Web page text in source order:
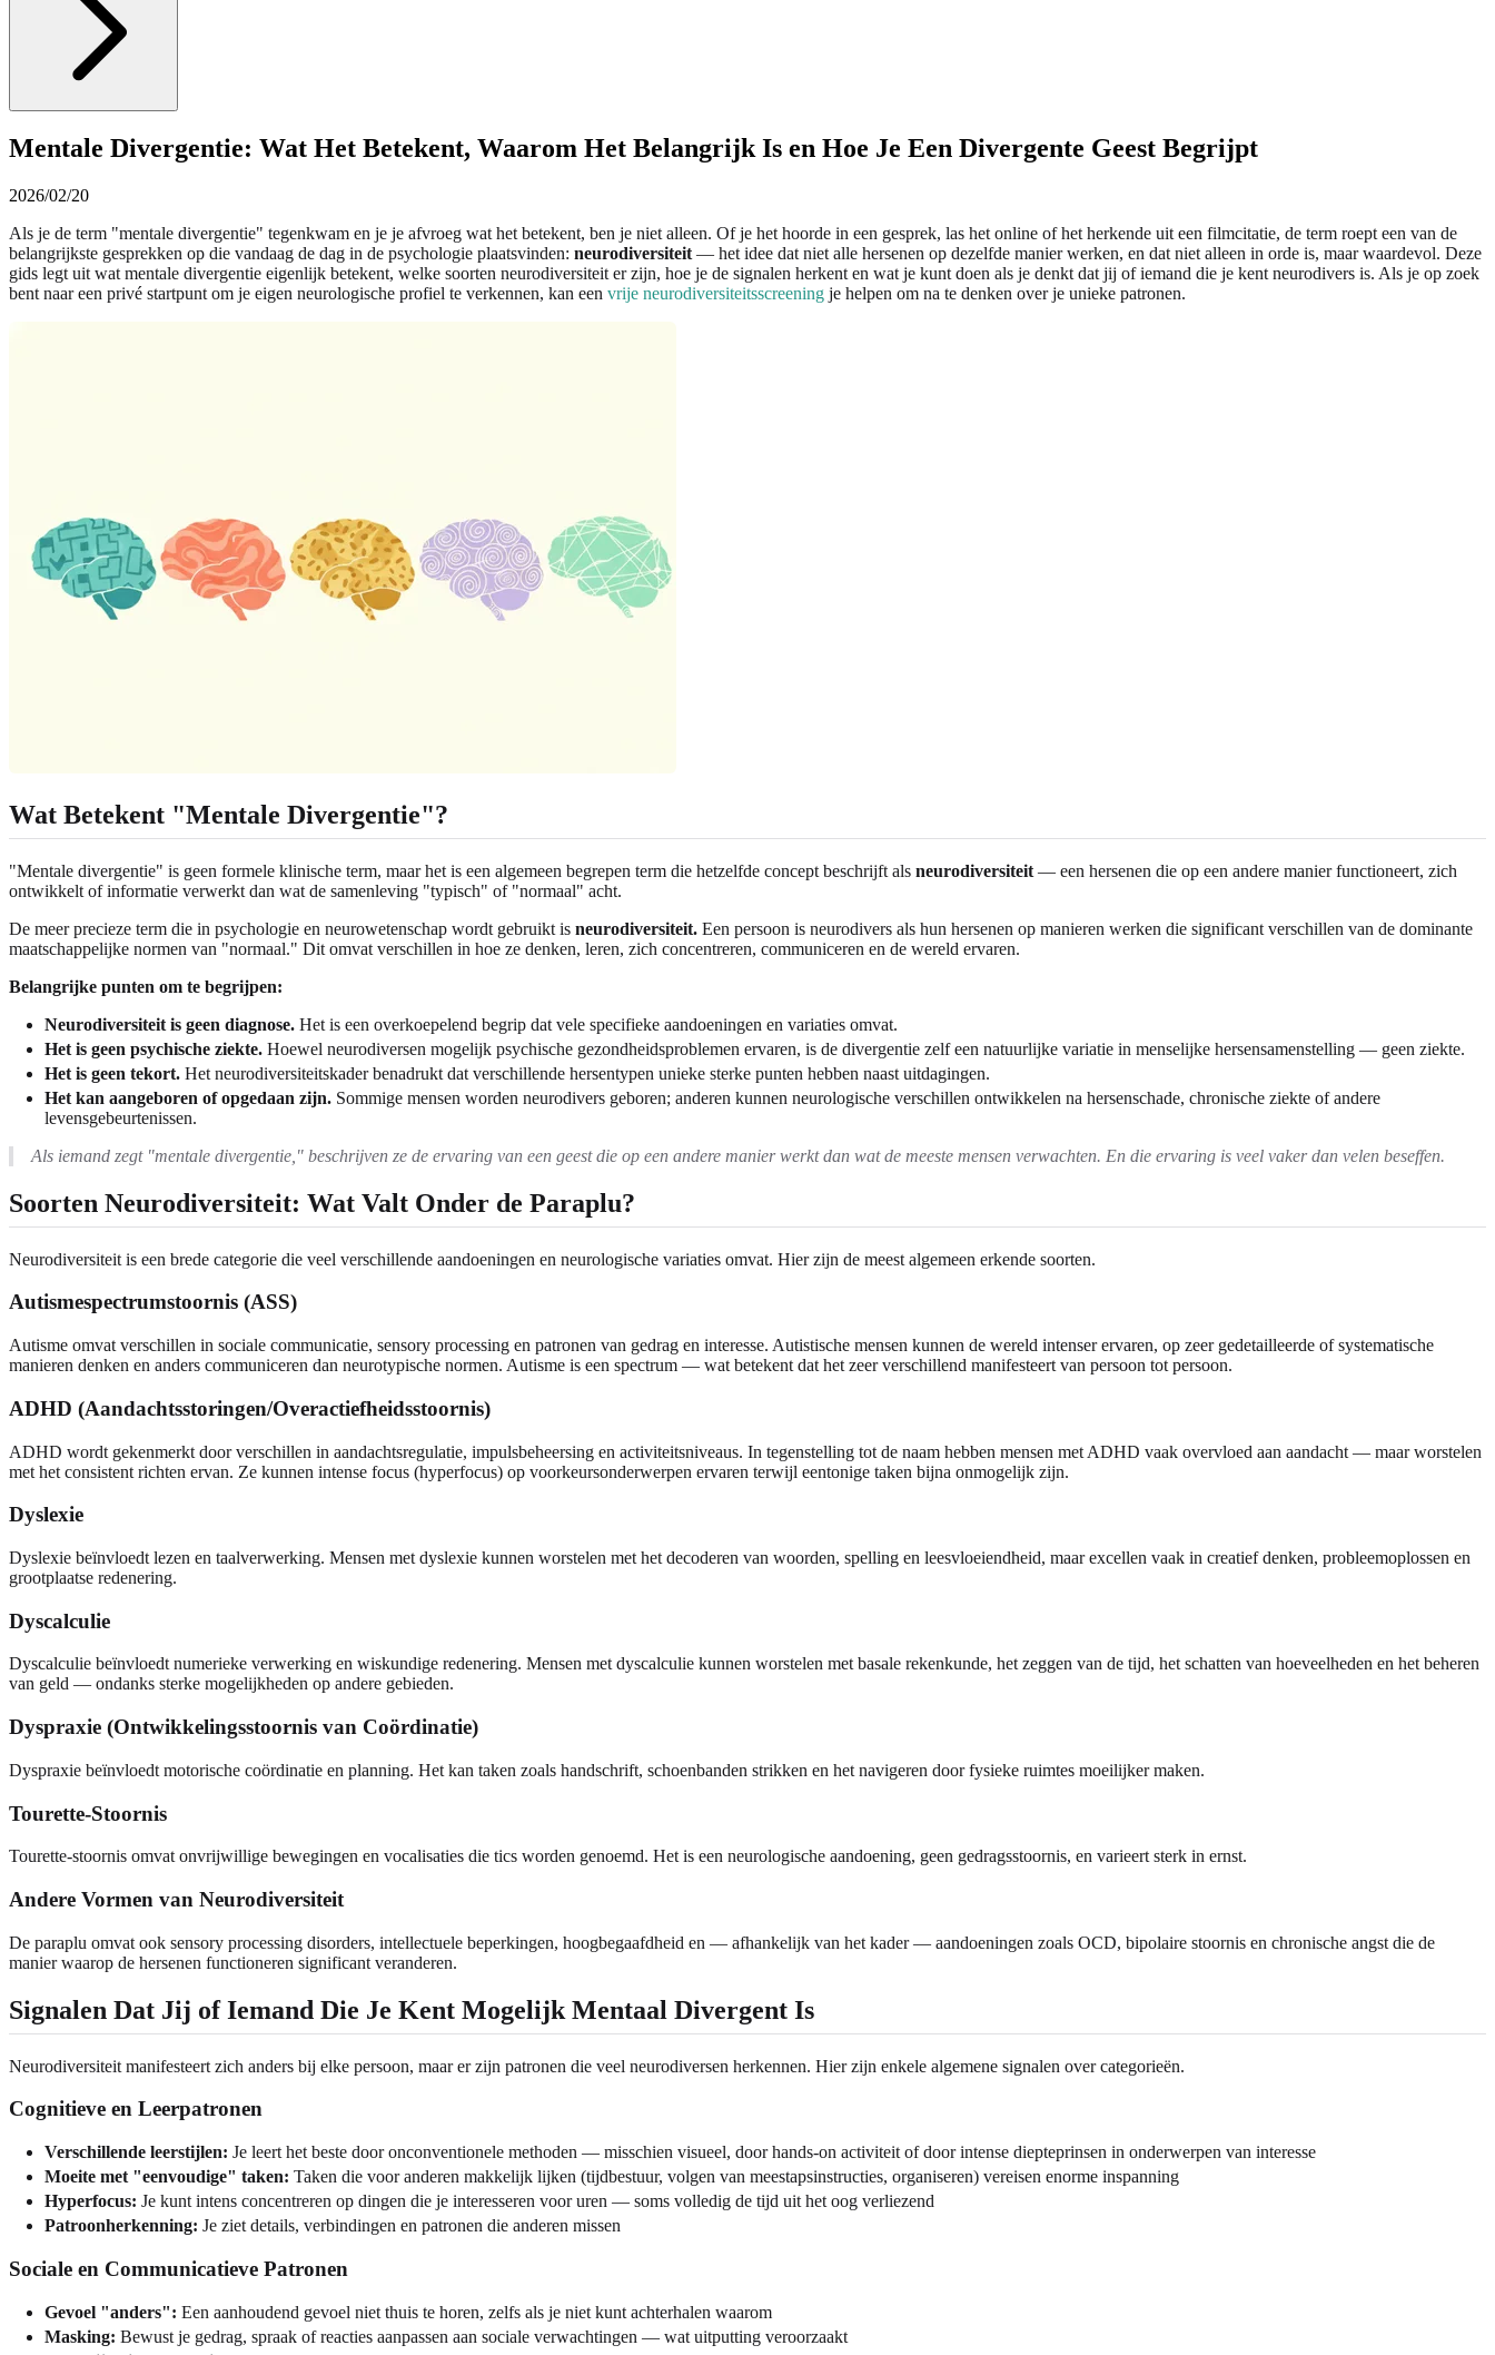
Mentale Divergentie: Wat Het Betekent, Waarom Het Belangrijk Is en Hoe Je Een Divergente Geest Begrijpt
2026/02/20
Als je de term "mentale divergentie" tegenkwam en je je afvroeg wat het betekent, ben je niet alleen. Of je het hoorde in een gesprek, las het online of het herkende uit een filmcitatie, de term roept een van de
belangrijkste gesprekken op die vandaag de dag in de psychologie plaatsvinden: neurodiversiteit — het idee dat niet alle hersenen op dezelfde manier werken, en dat niet alleen in orde is, maar waardevol. Deze
gids legt uit wat mentale divergentie eigenlijk betekent, welke soorten neurodiversiteit er zijn, hoe je de signalen herkent en wat je kunt doen als je denkt dat jij of iemand die je kent neurodivers is. Als je op zoek
bent naar een privé startpunt om je eigen neurologische profiel te verkennen, kan een vrije neurodiversiteitsscreening je helpen om na te denken over je unieke patronen.
Wat Betekent "Mentale Divergentie"?
"Mentale divergentie" is geen formele klinische term, maar het is een algemeen begrepen term die hetzelfde concept beschrijft als neurodiversiteit — een hersenen die op een andere manier functioneert, zich
ontwikkelt of informatie verwerkt dan wat de samenleving "typisch" of "normaal" acht.
De meer precieze term die in psychologie en neurowetenschap wordt gebruikt is neurodiversiteit. Een persoon is neurodivers als hun hersenen op manieren werken die significant verschillen van de dominante
maatschappelijke normen van "normaal." Dit omvat verschillen in hoe ze denken, leren, zich concentreren, communiceren en de wereld ervaren.
Belangrijke punten om te begrijpen:
Neurodiversiteit is geen diagnose. Het is een overkoepelend begrip dat vele specifieke aandoeningen en variaties omvat.
Het is geen psychische ziekte. Hoewel neurodiversen mogelijk psychische gezondheidsproblemen ervaren, is de divergentie zelf een natuurlijke variatie in menselijke hersensamenstelling — geen ziekte.
Het is geen tekort. Het neurodiversiteitskader benadrukt dat verschillende hersentypen unieke sterke punten hebben naast uitdagingen.
Het kan aangeboren of opgedaan zijn. Sommige mensen worden neurodivers geboren; anderen kunnen neurologische verschillen ontwikkelen na hersenschade, chronische ziekte of andere
levensgebeurtenissen.
Als iemand zegt "mentale divergentie," beschrijven ze de ervaring van een geest die op een andere manier werkt dan wat de meeste mensen verwachten. En die ervaring is veel vaker dan velen beseffen.
Soorten Neurodiversiteit: Wat Valt Onder de Paraplu?
Neurodiversiteit is een brede categorie die veel verschillende aandoeningen en neurologische variaties omvat. Hier zijn de meest algemeen erkende soorten.
Autismespectrumstoornis (ASS)
Autisme omvat verschillen in sociale communicatie, sensory processing en patronen van gedrag en interesse. Autistische mensen kunnen de wereld intenser ervaren, op zeer gedetailleerde of systematische
manieren denken en anders communiceren dan neurotypische normen. Autisme is een spectrum — wat betekent dat het zeer verschillend manifesteert van persoon tot persoon.
ADHD (Aandachtsstoringen/Overactiefheidsstoornis)
ADHD wordt gekenmerkt door verschillen in aandachtsregulatie, impulsbeheersing en activiteitsniveaus. In tegenstelling tot de naam hebben mensen met ADHD vaak overvloed aan aandacht — maar worstelen
met het consistent richten ervan. Ze kunnen intense focus (hyperfocus) op voorkeursonderwerpen ervaren terwijl eentonige taken bijna onmogelijk zijn.
Dyslexie
Dyslexie beïnvloedt lezen en taalverwerking. Mensen met dyslexie kunnen worstelen met het decoderen van woorden, spelling en leesvloeiendheid, maar excellen vaak in creatief denken, probleemoplossen en
grootplaatse redenering.
Dyscalculie
Dyscalculie beïnvloedt numerieke verwerking en wiskundige redenering. Mensen met dyscalculie kunnen worstelen met basale rekenkunde, het zeggen van de tijd, het schatten van hoeveelheden en het beheren
van geld — ondanks sterke mogelijkheden op andere gebieden.
Dyspraxie (Ontwikkelingsstoornis van Coördinatie)
Dyspraxie beïnvloedt motorische coördinatie en planning. Het kan taken zoals handschrift, schoenbanden strikken en het navigeren door fysieke ruimtes moeilijker maken.
Tourette-Stoornis
Tourette-stoornis omvat onvrijwillige bewegingen en vocalisaties die tics worden genoemd. Het is een neurologische aandoening, geen gedragsstoornis, en varieert sterk in ernst.
Andere Vormen van Neurodiversiteit
De paraplu omvat ook sensory processing disorders, intellectuele beperkingen, hoogbegaafdheid en — afhankelijk van het kader — aandoeningen zoals OCD, bipolaire stoornis en chronische angst die de
manier waarop de hersenen functioneren significant veranderen.
Signalen Dat Jij of Iemand Die Je Kent Mogelijk Mentaal Divergent Is
Neurodiversiteit manifesteert zich anders bij elke persoon, maar er zijn patronen die veel neurodiversen herkennen. Hier zijn enkele algemene signalen over categorieën.
Cognitieve en Leerpatronen
Verschillende leerstijlen: Je leert het beste door onconventionele methoden — misschien visueel, door hands-on activiteit of door intense diepteprinsen in onderwerpen van interesse
Moeite met "eenvoudige" taken: Taken die voor anderen makkelijk lijken (tijdbestuur, volgen van meestapsinstructies, organiseren) vereisen enorme inspanning
Hyperfocus: Je kunt intens concentreren op dingen die je interesseren voor uren — soms volledig de tijd uit het oog verliezend
Patroonherkenning: Je ziet details, verbindingen en patronen die anderen missen
Sociale en Communicatieve Patronen
Gevoel "anders": Een aanhoudend gevoel niet thuis te horen, zelfs als je niet kunt achterhalen waarom
Masking: Bewust je gedrag, spraak of reacties aanpassen aan sociale verwachtingen — wat uitputting veroorzaakt